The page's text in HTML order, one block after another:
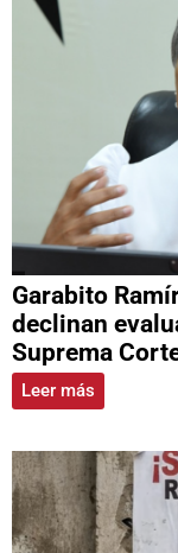
Garabito
declinan
Suprema
Leer más